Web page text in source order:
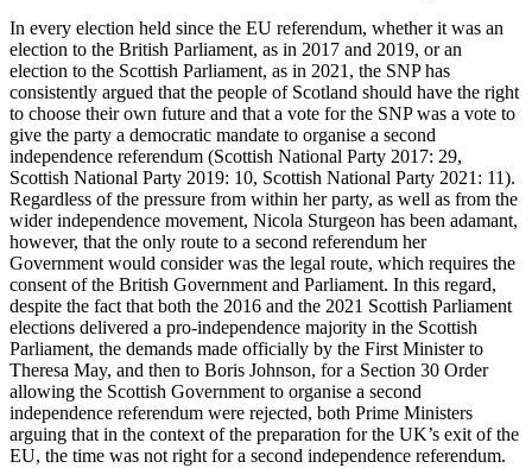
In every election held since the EU referendum, whether it was an
election to the British Parliament, as in 2017 and 2019, or an
election to the Scottish Parliament, as in 2021, the SNP has
consistently argued that the people of Scotland should have the right
to choose their own future and that a vote for the SNP was a vote to
give the party a democratic mandate to organise a second
independence referendum (Scottish National Party 2017: 29,
Scottish National Party 2019: 10, Scottish National Party 2021: 11).
Regardless of the pressure from within her party, as well as from the
wider independence movement, Nicola Sturgeon has been adamant,
however, that the only route to a second referendum her
Government would consider was the legal route, which requires the
consent of the British Government and Parliament. In this regard,
despite the fact that both the 2016 and the 2021 Scottish Parliament
elections delivered a pro-independence majority in the Scottish
Parliament, the demands made officially by the First Minister to
Theresa May, and then to Boris Johnson, for a Section 30 Order
allowing the Scottish Government to organise a second
independence referendum were rejected, both Prime Ministers
arguing that in the context of the preparation for the UK’s exit of the
EU, the time was not right for a second independence referendum.